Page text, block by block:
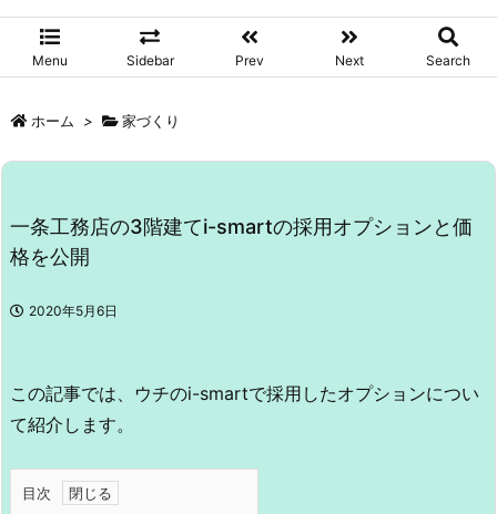
Menu Sidebar Prev Next Search
ホーム > 家づくり
一条工務店の3階建てi-smartの採用オプションと価
格を公開
2020年5月6日
この記事では、ウチのi-smartで採用したオプションについ
て紹介します。
目次